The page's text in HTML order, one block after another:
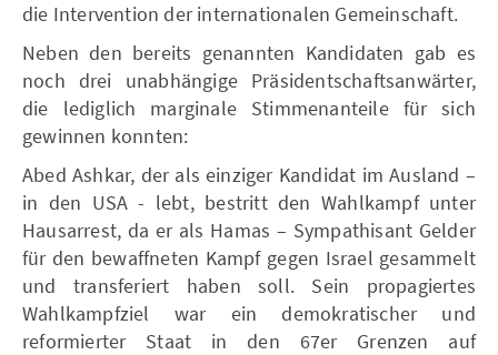
die Intervention der internationalen Gemeinschaft.
Neben den bereits genannten Kandidaten gab es
noch drei unabhängige Präsidentschaftsanwärter,
die lediglich marginale Stimmenanteile für sich
gewinnen konnten:
Abed Ashkar, der als einziger Kandidat im Ausland –
in den USA - lebt, bestritt den Wahlkampf unter
Hausarrest, da er als Hamas – Sympathisant Gelder
für den bewaffneten Kampf gegen Israel gesammelt
und transferiert haben soll. Sein propagiertes
Wahlkampfziel war ein demokratischer und
reformierter Staat in den 67er Grenzen auf